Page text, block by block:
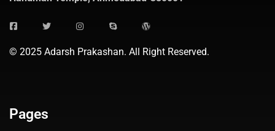
© 2025 Adarsh Prakashan. All Right Reserved.
Pages